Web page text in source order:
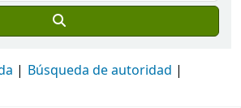
Búsqueda de autoridad